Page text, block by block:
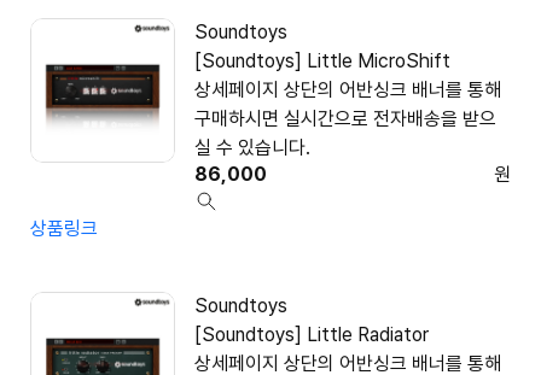
Soundtoys
[Soundtoys] Little MicroShift
상세페이지 상단의 어반싱크 배너를 통해
구매하시면 실시간으로 전자배송을 받으
실 수 있습니다.
86,000
원
상품링크
Soundtoys
[Soundtoys] Little Radiator
상세페이지 상단의 어반싱크 배너를 통해